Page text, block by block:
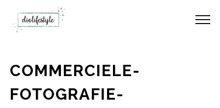
COMMERCIELE-
FOTOGRAFIE-